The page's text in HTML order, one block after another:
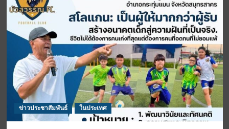
ข่าวประชาสัมพันธ์ ในประเทศ